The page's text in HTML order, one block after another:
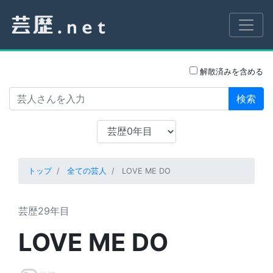
解散済みを含める
検索
トップ 全ての芸人 LOVE ME DO
芸歴29年目
LOVE ME DO